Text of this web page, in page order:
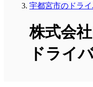
宇都宮市のドライ
株式会
ドライ